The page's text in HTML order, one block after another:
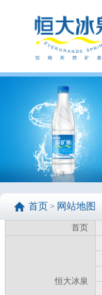
首页 > 网站地图
首页
恒大冰泉